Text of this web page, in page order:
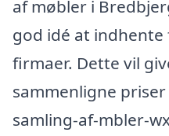
af møbler i
god idé at
firmaer. Dette vil
sammenligne
samling-af-mbler-